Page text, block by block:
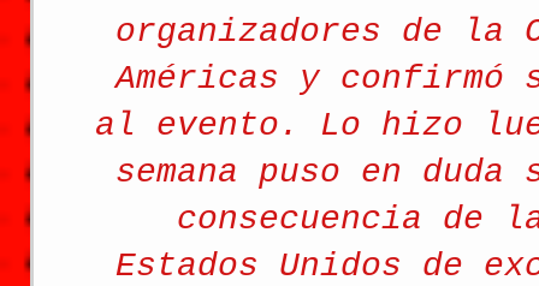
organizadores de la
Américas y
al evento. Lo hizo
semana puso en
consecuencia de
Estados Unidos de